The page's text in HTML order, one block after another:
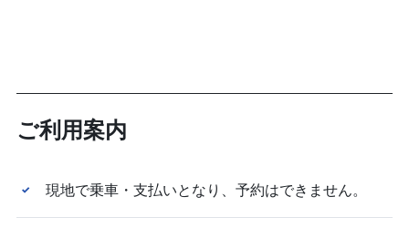
ご利用案内
✓ 現地で乗車・支払いとなり、予約はできません。